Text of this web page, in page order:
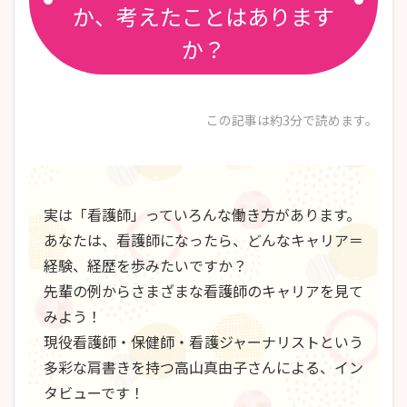
か、 考えたことはあります
か？
この記事は約3分で読めます。
実は「看護師」っていろんな働き方があります。
あなたは、看護師になったら、どんなキャリア＝
経験、経歴を歩みたいですか？
先輩の例からさまざまな看護師のキャリアを見て
みよう！
現役看護師・保健師・看護ジャーナリストという
多彩な肩書きを持つ高山真由子さんによる、イン
タビューです！